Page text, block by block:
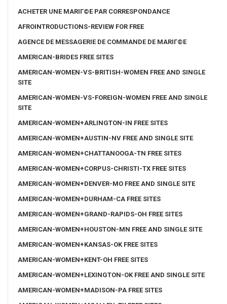
ACHETER UNE MARIГ©E PAR CORRESPONDANCE
AFROINTRODUCTIONS-REVIEW FOR FREE
AGENCE DE MESSAGERIE DE COMMANDE DE MARIГ©E
AMERICAN-BRIDES FREE SITES
AMERICAN-WOMEN-VS-BRITISH-WOMEN FREE AND SINGLE
SITE
AMERICAN-WOMEN-VS-FOREIGN-WOMEN FREE AND SINGLE
SITE
AMERICAN-WOMEN+ARLINGTON-IN FREE SITES
AMERICAN-WOMEN+AUSTIN-NV FREE AND SINGLE SITE
AMERICAN-WOMEN+CHATTANOOGA-TN FREE SITES
AMERICAN-WOMEN+CORPUS-CHRISTI-TX FREE SITES
AMERICAN-WOMEN+DENVER-MO FREE AND SINGLE SITE
AMERICAN-WOMEN+DURHAM-CA FREE SITES
AMERICAN-WOMEN+GRAND-RAPIDS-OH FREE SITES
AMERICAN-WOMEN+HOUSTON-MN FREE AND SINGLE SITE
AMERICAN-WOMEN+KANSAS-OK FREE SITES
AMERICAN-WOMEN+KENT-OH FREE SITES
AMERICAN-WOMEN+LEXINGTON-OK FREE AND SINGLE SITE
AMERICAN-WOMEN+MADISON-PA FREE SITES